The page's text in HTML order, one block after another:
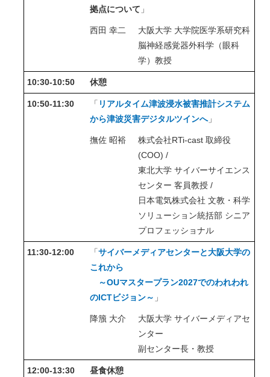
拠点について 」
西田 幸二
大阪大学 大学院医学系研究科
脳神経感覚器外科学（眼科
学）教授
10:30-10:50 休憩
10:50-11:30 「 リアルタイム津波浸水被害推計システム
から津波災害デジタルツインへ」
撫佐 昭裕
株式会社RTi-cast 取締役
(COO) /
東北大学 サイバーサイエンス
センター 客員教授 /
日本電気株式会社 文教・科学
ソリューション統括部 シニア
プロフェッショナル
11:30-12:00 「サイバーメディアセンターと大阪大学の
これから
～OUマスタープラン2027でのわれわれ
のICTビジョン～ 」
降籏 大介
大阪大学 サイバーメディアセ
ンター
副センター長・教授
12:00-13:30 昼食休憩